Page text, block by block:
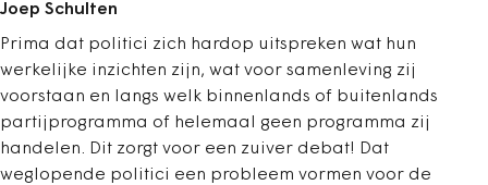
Joep Schulten
Prima dat politici zich hardop uitspreken wat hun
werkelijke inzichten zijn, wat voor samenleving zij
voorstaan en langs welk binnenlands of buitenlands
partijprogramma of helemaal geen programma zij
handelen. Dit zorgt voor een zuiver debat! Dat
weglopende politici een probleem vormen voor de